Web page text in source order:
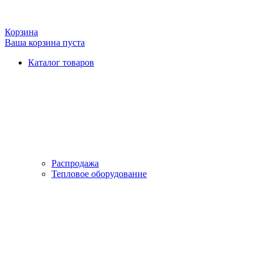
Корзина
Ваша корзина пуста
Каталог товаров
Распродажа
Тепловое оборудование